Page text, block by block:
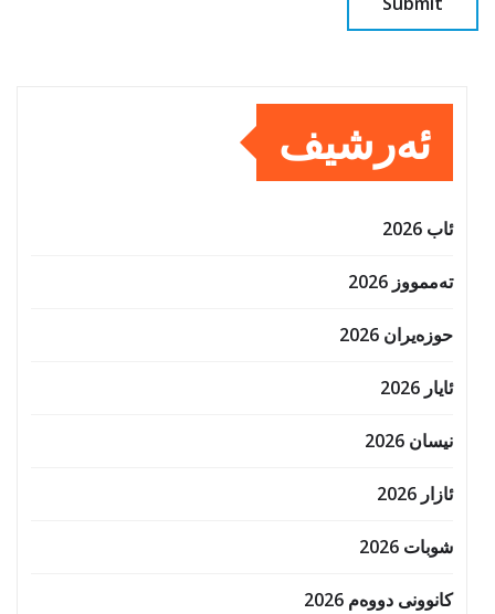
ئەرشیف
ئاب 2026
تەممووز 2026
حوزه‌یران 2026
ئایار 2026
نیسان 2026
ئازار 2026
شوبات 2026
کانوونی دووەم 2026